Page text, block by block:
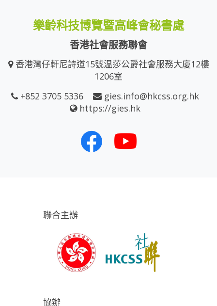
樂齡科技博覽暨高峰會秘書處
香港社會服務聯會
香港灣仔軒尼詩道15號温莎公爵社會服務大廈12樓
1206室
+852 3705 5336
gies.info@hkcss.org.hk
https://gies.hk
聯合主辦
協辦